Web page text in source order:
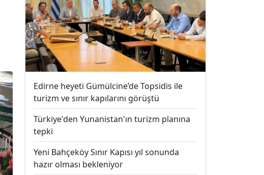
Edirne heyeti Gümülcine’de Topsidis ile
turizm ve sınır kapılarını görüştü
Türkiye'den Yunanistan'ın turizm planına
tepki
Yeni Bahçeköy Sınır Kapısı yıl sonunda
hazır olması bekleniyor